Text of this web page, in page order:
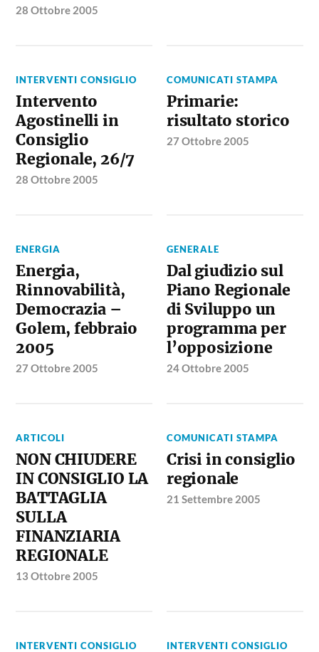
28 Ottobre 2005
INTERVENTI CONSIGLIO
Intervento
Agostinelli in
Consiglio
Regionale, 26/7
28 Ottobre 2005
COMUNICATI STAMPA
Primarie:
risultato storico
27 Ottobre 2005
ENERGIA
Energia,
Rinnovabilità,
Democrazia –
Golem, febbraio
2005
27 Ottobre 2005
GENERALE
Dal giudizio sul
Piano Regionale
di Sviluppo un
programma per
l’opposizione
24 Ottobre 2005
ARTICOLI
NON CHIUDERE
IN CONSIGLIO LA
BATTAGLIA
SULLA
FINANZIARIA
REGIONALE
13 Ottobre 2005
COMUNICATI STAMPA
Crisi in consiglio
regionale
21 Settembre 2005
INTERVENTI CONSIGLIO INTERVENTI CONSIGLIO